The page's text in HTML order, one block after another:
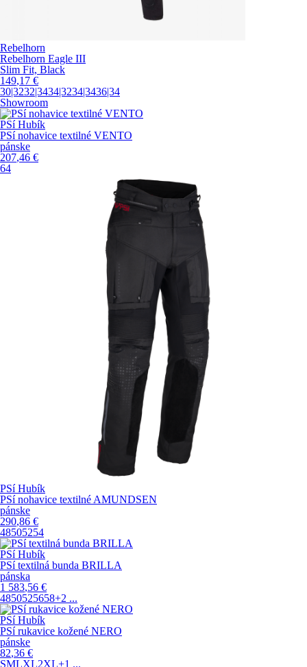
Rebelhorn
Rebelhorn Eagle III
Slim Fit, Black
149,17 €
30|3232|3434|3234|3436|34
Showroom
PSí Hubík
PSí nohavice textilné VENTO
pánske
207,46 €
64
PSí Hubík
PSí nohavice textilné AMUNDSEN
pánske
290,86 €
48505254
PSí Hubík
PSí textilná bunda BRILLA
pánska
1 583,56 €
4850525658+2 ...
PSí Hubík
PSí rukavice kožené NERO
pánske
82,36 €
SMLXL2XL+1 ...